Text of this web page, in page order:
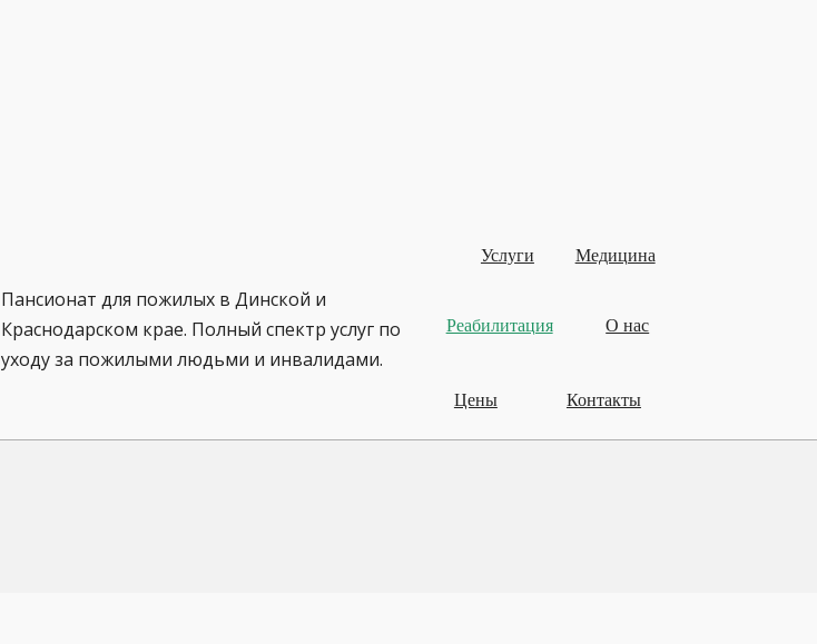
Пансионат для пожилых в Динской и
Краснодарском крае. Полный спектр услуг по
уходу за пожилыми людьми и инвалидами.
Услуги Медицина
Реабилитация О нас
Цены Контакты